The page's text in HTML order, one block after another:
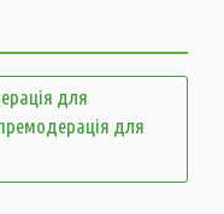
для
для